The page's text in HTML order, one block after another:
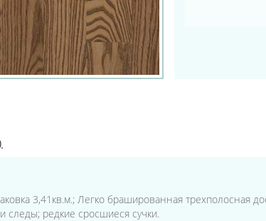
3,41кв.м.; Легко брашированная трехполосная
следы; редкие сросшиеся сучки.